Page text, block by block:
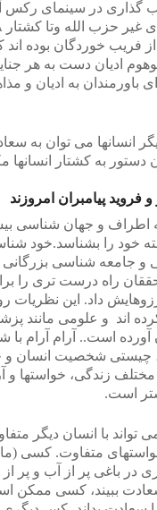
گذاری در سینمای رکس
از فریب خوردگان بوده
ادیان دست به هر
باورمندان به ادیان و
انسانها می توان به
دستور به کشتار انسانها
پیامبران امروزند
اطراف و جهان شناسی
خود را بشناسد.خود
و جامعه شناسی بزرگانی
راه درست تری را
داد. این نظریات
اند و علومی مانند
آورده است.. آرام آرام
چیستی شخصیت انسان و
زندگی، خواستها و
است.
تواند با انسان دیگر
خواستهای متفاوت. کسی
باغی پر از آب و پر
سعادت ببیند، کسی ممکن